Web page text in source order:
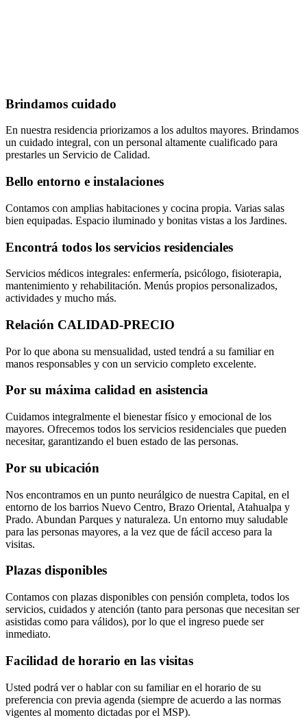
Brindamos cuidado
En nuestra residencia priorizamos a los adultos mayores. Brindamos
un cuidado integral, con un personal altamente cualificado para
prestarles un Servicio de Calidad.
Bello entorno e instalaciones
Contamos con amplias habitaciones y cocina propia. Varias salas
bien equipadas. Espacio iluminado y bonitas vistas a los Jardines.
Encontrá todos los servicios residenciales
Servicios médicos integrales: enfermería, psicólogo, fisioterapia,
mantenimiento y rehabilitación. Menús propios personalizados,
actividades y mucho más.
Relación CALIDAD-PRECIO
Por lo que abona su mensualidad, usted tendrá a su familiar en
manos responsables y con un servicio completo excelente.
Por su máxima calidad en asistencia
Cuidamos integralmente el bienestar físico y emocional de los
mayores. Ofrecemos todos los servicios residenciales que pueden
necesitar, garantizando el buen estado de las personas.
Por su ubicación
Nos encontramos en un punto neurálgico de nuestra Capital, en el
entorno de los barrios Nuevo Centro, Brazo Oriental, Atahualpa y
Prado. Abundan Parques y naturaleza. Un entorno muy saludable
para las personas mayores, a la vez que de fácil acceso para la
visitas.
Plazas disponibles
Contamos con plazas disponibles con pensión completa, todos los
servicios, cuidados y atención (tanto para personas que necesitan ser
asistidas como para válidos), por lo que el ingreso puede ser
inmediato.
Facilidad de horario en las visitas
Usted podrá ver o hablar con su familiar en el horario de su
preferencia con previa agenda (siempre de acuerdo a las normas
vigentes al momento dictadas por el MSP).